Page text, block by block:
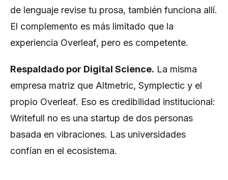
de lenguaje revise tu prosa, también funciona allí.
El complemento es más limitado que la
experiencia Overleaf, pero es competente.
Respaldado por Digital Science. La misma
empresa matriz que Altmetric, Symplectic y el
propio Overleaf. Eso es credibilidad institucional:
Writefull no es una startup de dos personas
basada en vibraciones. Las universidades
confían en el ecosistema.